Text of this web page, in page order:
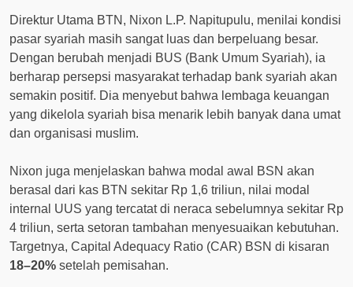
Direktur Utama BTN, Nixon L.P. Napitupulu, menilai kondisi
pasar syariah masih sangat luas dan berpeluang besar.
Dengan berubah menjadi BUS (Bank Umum Syariah), ia
berharap persepsi masyarakat terhadap bank syariah akan
semakin positif. Dia menyebut bahwa lembaga keuangan
yang dikelola syariah bisa menarik lebih banyak dana umat
dan organisasi muslim.
Nixon juga menjelaskan bahwa modal awal BSN akan
berasal dari kas BTN sekitar Rp 1,6 triliun, nilai modal
internal UUS yang tercatat di neraca sebelumnya sekitar Rp
4 triliun, serta setoran tambahan menyesuaikan kebutuhan.
Targetnya, Capital Adequacy Ratio (CAR) BSN di kisaran
18–20% setelah pemisahan.